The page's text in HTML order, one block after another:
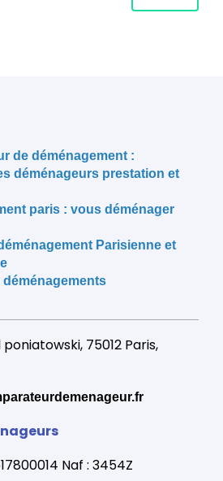
de déménagement :
déménageurs prestation et
paris : vous déménager
Parisienne et
déménagements
poniatowski, 75012 Paris,
Naf : 3454Z